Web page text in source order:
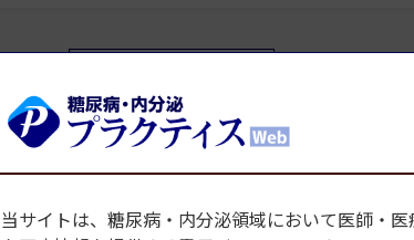
当サイトは、糖尿病・内分泌領域において医師・